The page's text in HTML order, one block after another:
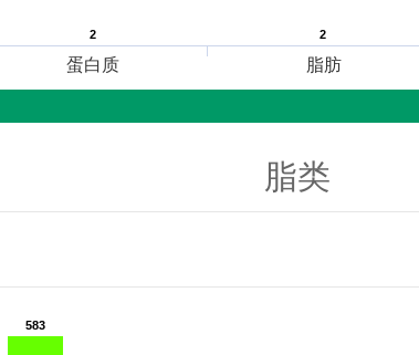
2
2 2
2
蛋白质 脂肪
脂类
583
583